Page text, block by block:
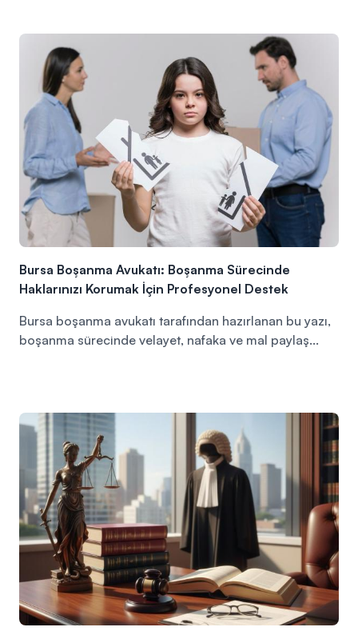
Bursa Boşanma Avukatı: Boşanma Sürecinde
Haklarınızı Korumak İçin Profesyonel Destek
Bursa boşanma avukatı tarafından hazırlanan bu yazı,
boşanma sürecinde velayet, nafaka ve mal paylaş...